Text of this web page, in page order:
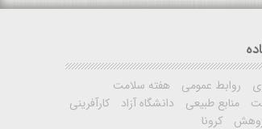
روابط عمومی
هفته سلامت
منابع طبیعی دانشگاه آزاد
کارآفرینی
کرونا